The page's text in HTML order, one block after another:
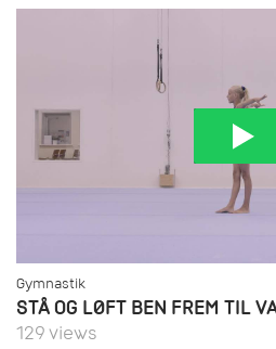
Gymnastik
129 views